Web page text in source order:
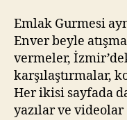
Emlak Gurmesi
Enver beyle
vermeler,
karşılaştırmalar,
Her ikisi sayfada
yazılar ve videolar